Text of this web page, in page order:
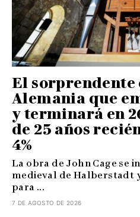
El sorprendente
Alemania que
y terminará en
de 25 años
4%
La obra de John Cage se
medieval de Halberstadt
para ...
7 DE AGOSTO DE 2026